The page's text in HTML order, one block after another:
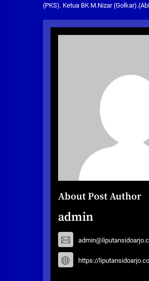
(PKS). Ketua BK M.Nizar
About Post Author
admin
https://